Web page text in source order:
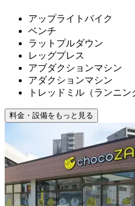
アップライトバイク
ベンチ
ラットプルダウン
レッグプレス
アブダクションマシン
アダクションマシン
トレッドミル（ランニン
料金・設備をもっと見る